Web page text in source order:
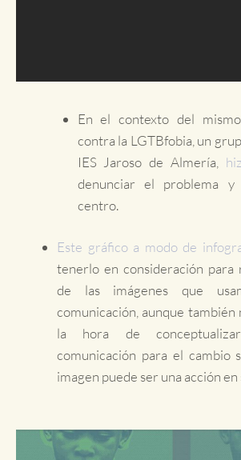
En el contexto del
contra la LGTBfobia, un
IES Jaroso de Almería,
denunciar el problema
centro.
Este gráfico a modo de
tenerlo en consideración para
de las imágenes que
comunicación, aunque también
la hora de
comunicación para el cambio
imagen puede ser una acción en